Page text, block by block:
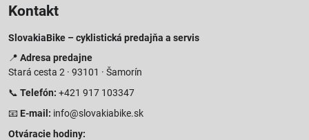
Kontakt
SlovakiaBike – cyklistická predajňa a servis
📍 Adresa predajne
Stará cesta 2 · 93101 · Šamorín
📞 Telefón: +421 917 103347
📧 E-mail: info@slovakiabike.sk
Otváracie hodiny: